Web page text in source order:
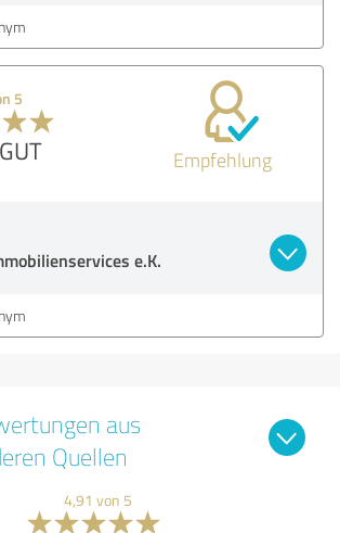
5
Empfehlung
e.K.
aus
Quellen
4,91 von 5